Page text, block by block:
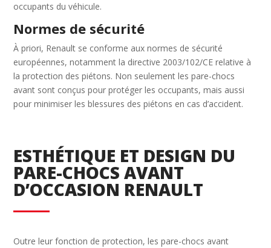
occupants du véhicule.
Normes de sécurité
À priori, Renault se conforme aux normes de sécurité
européennes, notamment la directive 2003/102/CE relative à
la protection des piétons. Non seulement les pare-chocs
avant sont conçus pour protéger les occupants, mais aussi
pour minimiser les blessures des piétons en cas d’accident.
ESTHÉTIQUE ET DESIGN DU
PARE-CHOCS AVANT
D’OCCASION RENAULT
Outre leur fonction de protection, les pare-chocs avant